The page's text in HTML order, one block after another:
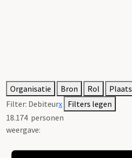
Organisatie Bron Rol
Plaats
Filter: Debiteurx Filters legen
18.174 personen
weergave: